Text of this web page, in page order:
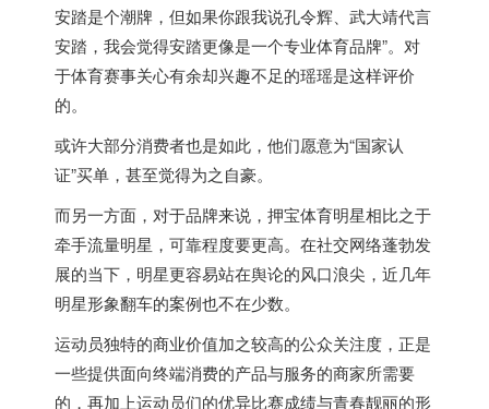
安踏是个潮牌，但如果你跟我说孔令辉、武大靖代言
安踏，我会觉得安踏更像是一个专业体育品牌”。对
于体育赛事关心有余却兴趣不足的瑶瑶是这样评价
的。
或许大部分消费者也是如此，他们愿意为“国家认
证”买单，甚至觉得为之自豪。
而另一方面，对于品牌来说，押宝体育明星相比之于
牵手流量明星，可靠程度要更高。在社交网络蓬勃发
展的当下，明星更容易站在舆论的风口浪尖，近几年
明星形象翻车的案例也不在少数。
运动员独特的商业价值加之较高的公众关注度，正是
一些提供面向终端消费的产品与服务的商家所需要
的，再加上运动员们的优异比赛成绩与青春靓丽的形